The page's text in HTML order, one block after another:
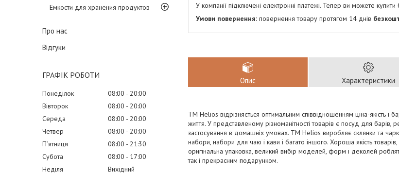
Емкости для хранения продуктов
Про нас
Відгуки
ГРАФІК РОБОТИ
Понеділок 08:00
20:00
Вівторок
08:00
20:00
Середа
08:00
20:00
Четвер
08:00
20:00
Пʼятниця
08:00
21:30
Субота
08:00
17:00
Неділя
Вихідний
У компанії підключені електронні платежі. Тепер ви можете
повернення товару протягом 14 днів
Опис Характеристики
TM Helios відрізняється оптимальним співвідношенням ціна-якість і
життя. У представленому різноманітності товарів є посуд для барів,
застосування в домашніх умовах. TM Helios виробляє склянки та
набори, набори для чаю і кави і багато іншого. Хороша якість
оригінальна упаковка, великий вибір моделей, форм і деколей
так і прекрасним подарунком.